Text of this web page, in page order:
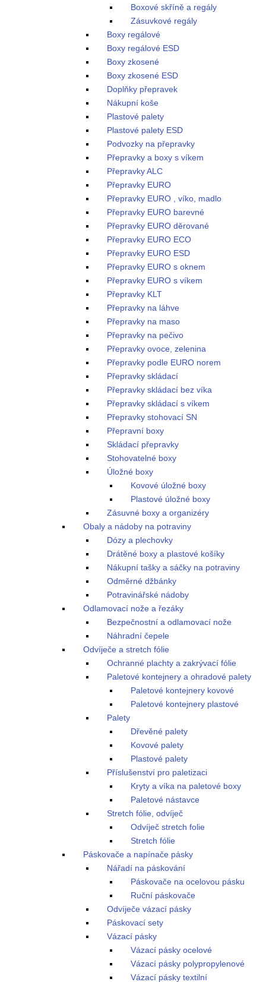
Boxové skříně a regály
Zásuvkové regály
Boxy regálové
Boxy regálové ESD
Boxy zkosené
Boxy zkosené ESD
Doplňky přepravek
Nákupní koše
Plastové palety
Plastové palety ESD
Podvozky na přepravky
Přepravky a boxy s víkem
Přepravky ALC
Přepravky EURO
Přepravky EURO , víko, madlo
Přepravky EURO barevné
Přepravky EURO děrované
Přepravky EURO ECO
Přepravky EURO ESD
Přepravky EURO s oknem
Přepravky EURO s víkem
Přepravky KLT
Přepravky na láhve
Přepravky na maso
Přepravky na pečivo
Přepravky ovoce, zelenina
Přepravky podle EURO norem
Přepravky skládací
Přepravky skládací bez víka
Přepravky skládací s víkem
Přepravky stohovací SN
Přepravní boxy
Skládací přepravky
Stohovatelné boxy
Úložné boxy
Kovové úložné boxy
Plastové úložné boxy
Zásuvné boxy a organizéry
Obaly a nádoby na potraviny
Dózy a plechovky
Drátěné boxy a plastové košíky
Nákupní tašky a sáčky na potraviny
Odměrné džbánky
Potravinářské nádoby
Odlamovací nože a řezáky
Bezpečnostní a odlamovací nože
Náhradní čepele
Odvíječe a stretch fólie
Ochranné plachty a zakrývací fólie
Paletové kontejnery a ohradové palety
Paletové kontejnery kovové
Paletové kontejnery plastové
Palety
Dřevěné palety
Kovové palety
Plastové palety
Příslušenství pro paletizaci
Kryty a víka na paletové boxy
Paletové nástavce
Stretch fólie, odvíječ
Odvíječ stretch folie
Stretch fólie
Páskovače a napínače pásky
Nářadí na páskování
Páskovače na ocelovou pásku
Ruční páskovače
Odvíječe vázací pásky
Páskovací sety
Vázací pásky
Vázací pásky ocelové
Vázací pásky polypropylenové
Vázací pásky textilní